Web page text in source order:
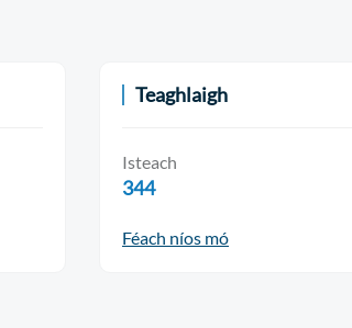
Teaghlaigh
Isteach
344
Féach níos mó